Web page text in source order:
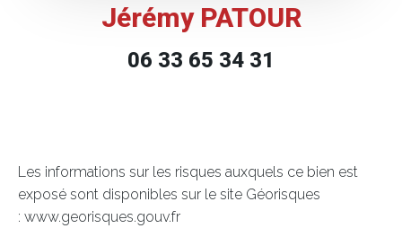
Jérémy PATOUR
06 33 65 34 31
Les informations sur les risques auxquels ce bien est
exposé sont disponibles sur le site Géorisques
: www.georisques.gouv.fr